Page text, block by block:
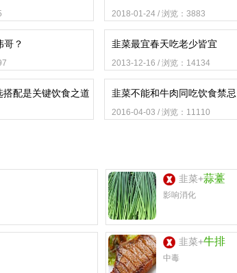
2018-01-24 / 浏览：3883
哥？ 韭菜最宜春天吃老少皆宜
2013-12-16 / 浏览：14134
配是关键饮食之道 韭菜不能和牛肉同吃饮食禁忌
2016-04-03 / 浏览：11110
韭菜+蒜薹
影响消化
韭菜+牛排
中毒